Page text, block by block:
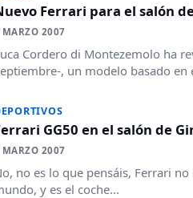
Ferrari para el salón
MARZO 2007
Cordero di Montezemolo ha
, un modelo basado en
GG50 en el salón de
MARZO 2007
no es lo que pensáis, Ferrari
y es el coche...